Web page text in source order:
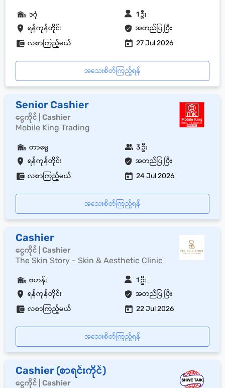
ရန်ကုန်တိုင်း အတည်ပြုပြီး
ဒဂုံ 1 ဦး
လစာကြည့်မယ် 27 Jul 2026
အသေးစိတ်ကြည့်ရန်
Senior Cashier
ငွေကိုင် | Cashier
Mobile King Trading
ရန်ကုန်တိုင်း အတည်ပြုပြီး
တာမွေ 3 ဦး
လစာကြည့်မယ် 24 Jul 2026
အသေးစိတ်ကြည့်ရန်
Cashier
ငွေကိုင် | Cashier
The Skin Story - Skin & Aesthetic Clinic
ရန်ကုန်တိုင်း အတည်ပြုပြီး
ဗဟန်း 1 ဦး
လစာကြည့်မယ် 22 Jul 2026
အသေးစိတ်ကြည့်ရန်
Cashier (စာရင်းကိုင်)
ငွေကိုင် | Cashier